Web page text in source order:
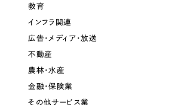
教育
インフラ関連
広告・メディア・放送
不動産
農林・水産
金融・保険業
その他サービス業